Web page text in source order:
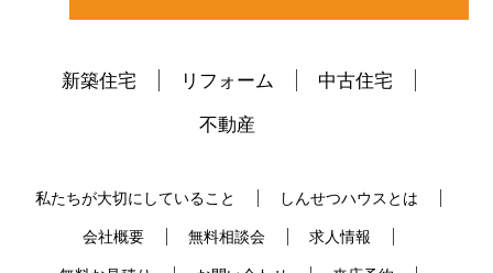
新築住宅 リフォーム
中古住宅
不動産
私たちが大切にしていること しんせつハウスとは
会社概要 無料相談会 求人情報